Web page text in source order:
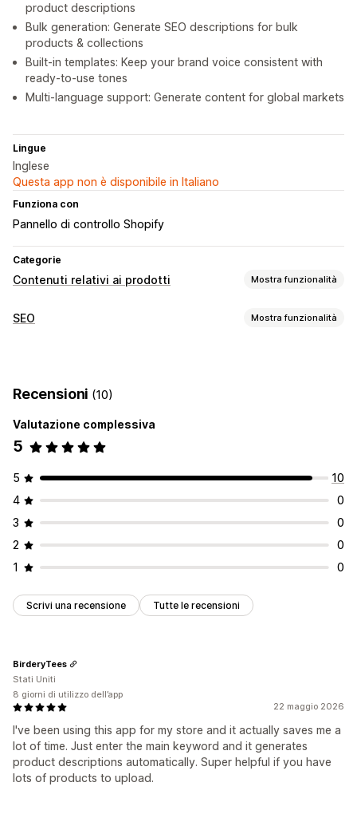
product descriptions
Bulk generation: Generate SEO descriptions for bulk
products & collections
Built-in templates: Keep your brand voice consistent with
ready-to-use tones
Multi-language support: Generate content for global markets
Lingue
Inglese
Questa app non è disponibile in Italiano
Funziona con
Pannello di controllo Shopify
Categorie
Contenuti relativi ai prodotti Mostra funzionalità
Tipi di contenuti
Generazione basata sull’IA
SEO
SEO Mostra funzionalità
Ottimizzazione contenuti
Recensioni (10)
Valutazione complessiva
5
5
10
4
0
3
0
2
0
1
0
Scrivi una recensione Tutte le recensioni
22 maggio 2026
I've been using this app for my store and it actually saves me a
lot of time. Just enter the main keyword and it generates
product descriptions automatically. Super helpful if you have
lots of products to upload.
BirderyTees
Stati Uniti
8 giorni di utilizzo dell’app